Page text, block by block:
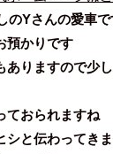
のYさんの愛車で
預かりです
ありますので少
ておられますね
シと伝わってき